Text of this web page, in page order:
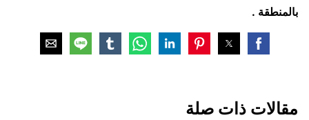
بالمنطقة .
مقالات ذات صلة